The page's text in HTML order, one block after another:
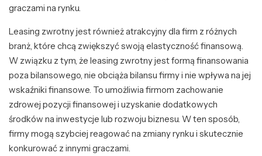
graczami na rynku.
Leasing zwrotny jest również atrakcyjny dla firm z różnych
branż, które chcą zwiększyć swoją elastyczność finansową.
W związku z tym, że leasing zwrotny jest formą finansowania
poza bilansowego, nie obciąża bilansu firmy i nie wpływa na jej
wskaźniki finansowe. To umożliwia firmom zachowanie
zdrowej pozycji finansowej i uzyskanie dodatkowych
środków na inwestycje lub rozwoju biznesu. W ten sposób,
firmy mogą szybciej reagować na zmiany rynku i skutecznie
konkurować z innymi graczami.